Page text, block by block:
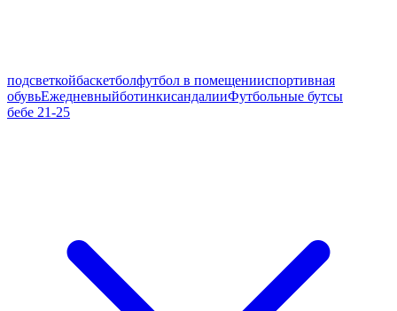
подсветкойбаскетболфутбол в помещенииспортивная
обувьЕжедневныйботинкисандалииФутбольные бутсы
бебе 21-25